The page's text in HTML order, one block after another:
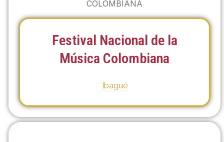
Festival Nacional de la
Música Colombiana
Ibagué